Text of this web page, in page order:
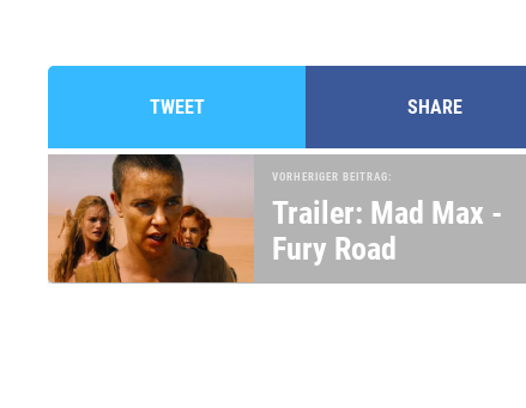
TWEET SHARE
VORHERIGER BEITRAG:
Trailer: Mad Max -
Fury Road